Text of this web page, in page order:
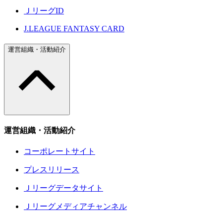
ＪリーグID
J.LEAGUE FANTASY CARD
運営組織・活動紹介
運営組織・活動紹介
コーポレートサイト
プレスリリース
Ｊリーグデータサイト
Ｊリーグメディアチャンネル